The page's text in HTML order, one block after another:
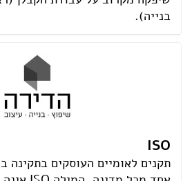
בנייה).
ISO